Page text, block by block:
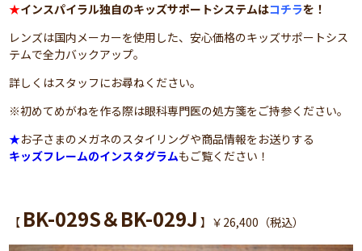
★インスパイラル独自のキッズサポートシステムはコチラを！
レンズは国内メーカーを使用した、安心価格のキッズサポートシス
テムで全力バックアップ。
詳しくはスタッフにお尋ねください。
※初めてめがねを作る際は眼科専門医の処方箋をご持参ください。
★お子さまのメガネのスタイリングや商品情報をお送りする
キッズフレームのインスタグラムもご覧ください！
【 BK-029S＆BK-029J 】￥26,400（税込）